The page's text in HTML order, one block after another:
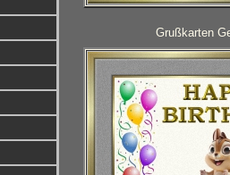
Grußkarten